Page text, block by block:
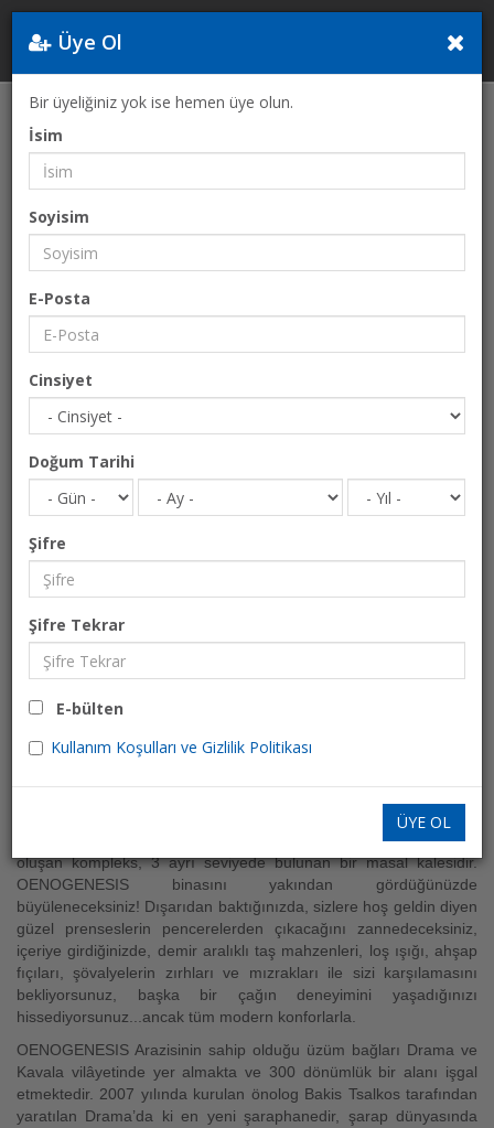
Anasayfa Yeme & İçme OENOGENESIS ARAZİSİ
OENOGENESIS ARAZİSİ
Şaraphane
YEME & İÇME
Yunanistan » Drama » Adriani
OENOGENESIS
hâkimiyetini gösterir, 4000 metrekarelik bir alanda, 5 binadan
oluşan kompleks, 3 ayrı seviyede bulunan bir masal kalesidir.
OENOGENESIS binasını yakından gördüğünüzde
büyüleneceksiniz! Dışarıdan baktığınızda, sizlere hoş geldin diyen
güzel prenseslerin pencerelerden çıkacağını zannedeceksiniz,
içeriye girdiğinizde, demir aralıklı taş mahzenleri, loş ışığı, ahşap
fıçıları, şövalyelerin zırhları ve mızrakları ile sizi karşılamasını
bekliyorsunuz, başka bir çağın deneyimini yaşadığınızı
hissediyorsunuz...ancak tüm modern konforlarla.
OENOGENESIS Arazisinin sahip olduğu üzüm bağları Drama ve
Kavala vilâyetinde yer almakta ve 300 dönümlük bir alanı işgal
etmektedir. 2007 yılında kurulan önolog Bakis Tsalkos tarafından
yaratılan Drama’da ki en yeni şaraphanedir, şarap dünyasında
Üye Ol
Bir üyeliğiniz yok ise hemen üye olun.
İsim
Soyisim
E-Posta
Cinsiyet
Doğum Tarihi
Şifre
Şifre Tekrar
E-bülten
Kullanım Koşulları ve Gizlilik Politikası
ÜYE OL